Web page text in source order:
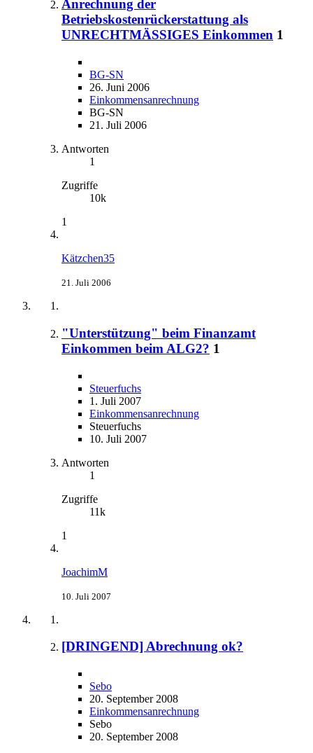
Anrechnung der
Betriebskostenrückerstattung als
UNRECHTMÄSSIGES Einkommen 1
BG-SN
26. Juni 2006
Einkommensanrechnung
BG-SN
21. Juli 2006
Antworten
1
Zugriffe
10k
1
Kätzchen35
21. Juli 2006
"Unterstützung" beim Finanzamt
Einkommen beim ALG2? 1
Steuerfuchs
1. Juli 2007
Einkommensanrechnung
Steuerfuchs
10. Juli 2007
Antworten
1
Zugriffe
11k
1
JoachimM
10. Juli 2007
[DRINGEND] Abrechnung ok?
Sebo
20. September 2008
Einkommensanrechnung
Sebo
20. September 2008